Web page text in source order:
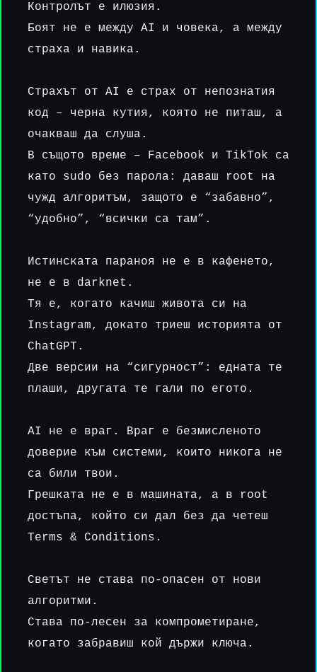
Контролът е илюзия.
Боят не е между AI и човека, а между
страха и навика.
Страхът от AI е страх от непознатия
код – черна кутия, която не питаш, а
очакваш да слуша.
В същото време – Facebook и TikTok са
като sudo без парола: даваш root на
чужд алгоритъм, защото е “забавно”,
“удобно”, “всички са там”.
Истинската параноя не е в кафенето,
не е в darknet.
Тя е, когато качиш живота си на
Instagram, докато триеш историята от
ChatGPT.
Две версии на “сигурност”: едната те
плаши, другата те гали по егото.
AI не е враг. Враг е безмисленото
доверие към системи, които никога не
са били твои.
Грешката не е в машината, а в root
достъпа, който си дал без да четеш
Terms & Conditions.
Светът не става по-опасен от нови
алгоритми.
Става по-лесен за компрометиране,
когато забравиш кой държи ключа.